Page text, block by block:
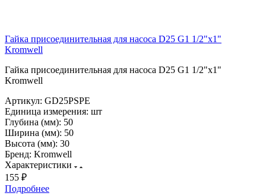
Гайка присоединительная для насоса D25 G1 1/2"х1"
Kromwell
Гайка присоединительная для насоса D25 G1 1/2"х1"
Kromwell
Артикул: GD25PSPE
Единица измерения: шт
Глубина (мм): 50
Ширина (мм): 50
Высота (мм): 30
Бренд: Kromwell
Характеристики
155 ₽
Подробнее